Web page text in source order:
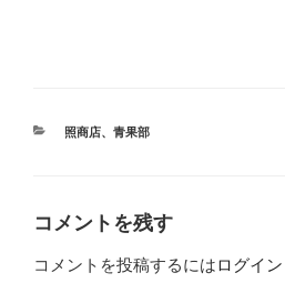
カ
照商店、 青果部
コメントを残す
コメントを投稿するにはログイン